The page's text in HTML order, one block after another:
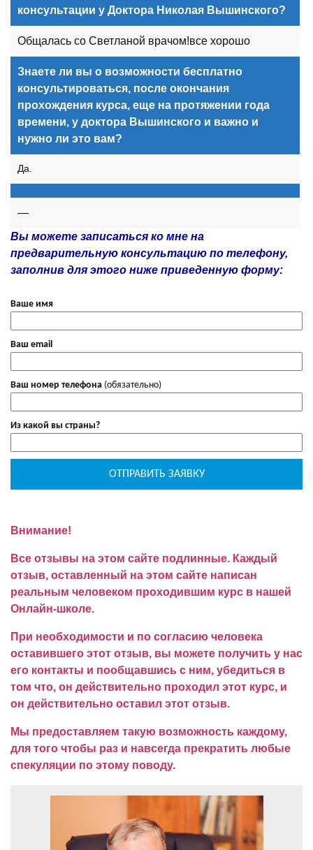
консультации у Доктора Николая Вышинского?
Общалась со Светланой врачом!все хорошо
Знаете ли вы о возможности бесплатно
консультироваться, после окончания
прохождения курса, еще на протяжении года
времени, у доктора Вышинского и важно и
нужно ли это вам?
Да.
—
Вы можете записаться ко мне на
предварительную консультацию по телефону,
заполнив для этого ниже приведенную форму:
Ваше имя
Ваш email
Ваш номер телефона (обязательно)
Из какой вы страны?
Внимание!
Все отзывы на этом сайте подлинные. Каждый
отзыв, оставленный на этом сайте написан
реальным человеком проходившим курс в нашей
Онлайн-школе.
При необходимости и по согласию человека
оставившего этот отзыв, вы можете получить у нас
его контакты и пообщавшись с ним, убедиться в
том что, он действительно проходил этот курс, и
он действительно оставил этот отзыв.
Мы предоставляем такую возможность каждому,
для того чтобы раз и навсегда прекратить любые
спекуляции по этому поводу.